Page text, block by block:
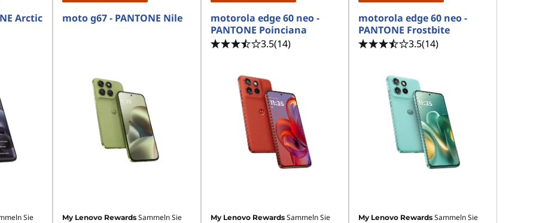
Arctic
Sie
moto g67 - PANTONE Nile
My Lenovo Rewards Sammeln Sie
motorola edge 60 neo -
PANTONE Poinciana
3.5(14)
My Lenovo Rewards Sammeln Sie
motorola edge 60 neo -
PANTONE Frostbite
3.5(14)
My Lenovo Rewards Sammeln Sie